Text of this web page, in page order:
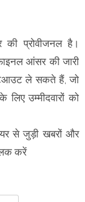
की प्रोवीजनल है।
फाइनल आंसर की जारी
ले सकते हैं, जो
लिए उम्मीदवारों को
से जुड़ी खबरों और
करें